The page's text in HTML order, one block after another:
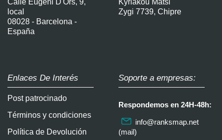
local
08028 - Barcelona -
España
Zygi 7739, Chipre
Enlaces De Interés
Post patrocinado
Términos y condiciones
Política de Devolución
Soporte a empresas:
Respondemos en 24H-48h:
info@ranksmap.net
(mail)